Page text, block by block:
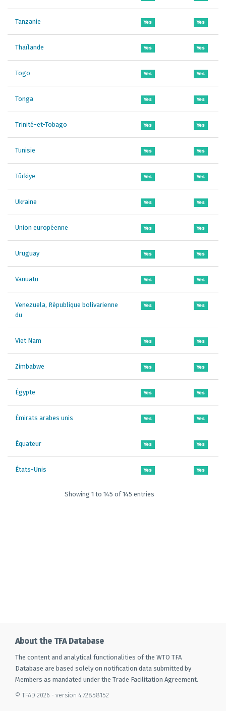
Tanzanie Yes Yes
Thaïlande Yes Yes
Togo Yes Yes
Tonga Yes Yes
Trinité-et-Tobago Yes Yes
Tunisie Yes Yes
Türkiye Yes Yes
Ukraine Yes Yes
Union européenne Yes Yes
Uruguay Yes Yes
Vanuatu Yes Yes
Venezuela, République bolivarienne
du
Yes Yes
Viet Nam Yes Yes
Zimbabwe Yes Yes
Égypte Yes Yes
Émirats arabes unis Yes Yes
Équateur Yes Yes
États-Unis Yes Yes
Showing 1 to 145 of 145 entries
About the TFA Database
The content and analytical functionalities of the WTO TFA
Database are based solely on notification data submitted by
Members as mandated under the Trade Facilitation Agreement.
© TFAD 2026 - version 4.72858152